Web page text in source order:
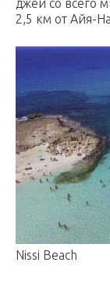
джеи со всего
2,5 км от Айя-
Nissi Beach